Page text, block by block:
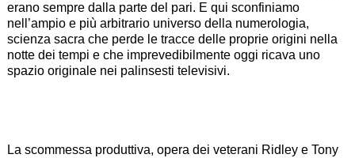
erano sempre dalla parte del pari. E qui sconfiniamo
nell’ampio e più arbitrario universo della numerologia,
scienza sacra che perde le tracce delle proprie origini nella
notte dei tempi e che imprevedibilmente oggi ricava uno
spazio originale nei palinsesti televisivi.
La scommessa produttiva, opera dei veterani Ridley e Tony